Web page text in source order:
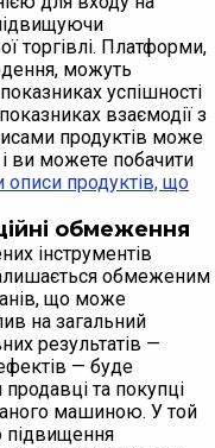
торгівлі. Платформи,
можуть
успішності
взаємодії з
продуктів може
ви можете побачити
описи продуктів, що
обмеження
інструментів
обмеженим
що може
на загальний
результатів —
— буде
продавці та покупці
машиною. У той
підвищення